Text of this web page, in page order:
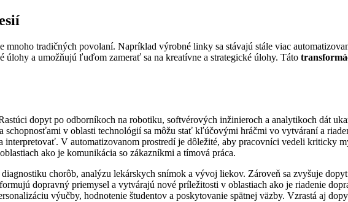
mnoho tradičných povolaní. Napríklad výrobné linky sa stávajú stále viac
úlohy a umožňujú ľuďom zamerať sa na kreatívne a strategické úlohy. Táto
dopyt po odborníkoch na robotiku, softvérových inžinieroch a analytikoch dát
v oblasti technológií sa môžu stať kľúčovými hráčmi vo vytváraní a
interpretovať. V automatizovanom prostredí je dôležité, aby pracovníci vedeli kriticky
ako je komunikácia so zákazníkmi a tímová práca.
chorôb, analýzu lekárskych snímok a vývoj liekov. Zároveň sa zvyšuje
dopravný priemysel a vytvárajú nové príležitosti v oblastiach ako je riadenie
výučby, hodnotenie študentov a poskytovanie spätnej väzby. Vzrastá aj